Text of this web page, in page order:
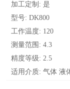
加工定制: 是
型号: DK800
工作温度: 120
测量范围: 4.3
精度等级: 2.5
适用介质: 气体 液